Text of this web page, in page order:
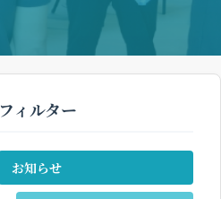
フィルター
お知らせ